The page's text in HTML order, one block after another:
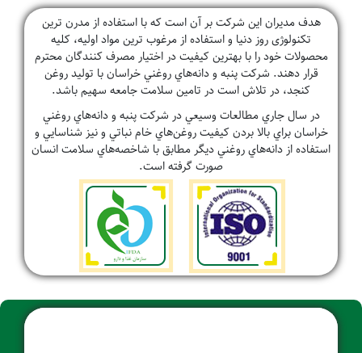
هدف مدیران این شرکت بر آن است که با استفاده از مدرن ترین
تکنولوژی روز دنیا و استفاده از مرغوب ترین مواد اولیه، کلیه
محصولات خود را با بهترین کیفیت در اختیار مصرف کنندگان محترم
قرار دهند. شركت پنبه و دانه‌هاي روغني خراسان با توليد روغن
كنجد، در تلاش است در تامين سلامت جامعه سهيم باشد.
در سال جاري مطالعات وسيعي در شركت پنبه و دانه‌هاي روغني
خراسان براي بالا بردن كيفيت روغن‌هاي خام نباتي و نيز شناسايي و
استفاده از دانه‌هاي روغني ديگر مطابق با شاخصه‌هاي سلامت انسان
صورت گرفته است.